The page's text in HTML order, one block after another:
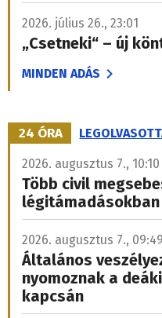
2026. július 26., 23:01
„Csetneki“ – új
MINDEN ADÁS
24 ÓRA
2026. augusztus 7., 10:10
Több civil
légitámadásokban
2026. augusztus 7., 09:49
Általános
nyomoznak a
kapcsán